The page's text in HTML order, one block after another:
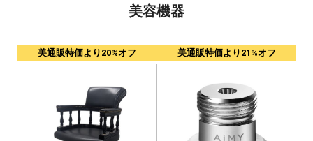
美容機器
美通販特価より20%オフ 美通販特価より21%オフ